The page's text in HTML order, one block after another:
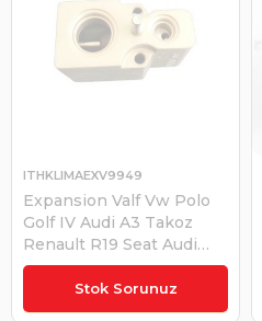
Stok Sorunuz
Expansion Valf Vw Polo
Golf IV Audi A3 Takoz
Renault R19 Seat Audi
Skoda Renault Safrane -
Rover 200, 400, 25, 45 -
Saab 9-5 - | ITH
ITHKLIMAEXV9949